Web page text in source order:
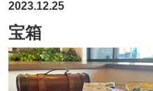
2023.12.25
宝箱